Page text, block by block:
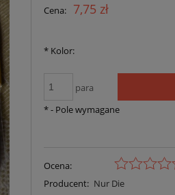
Cena: 7,75 zł
* Kolor:
para
*- Pole wymagane
Ocena:
Producent: Nur Die